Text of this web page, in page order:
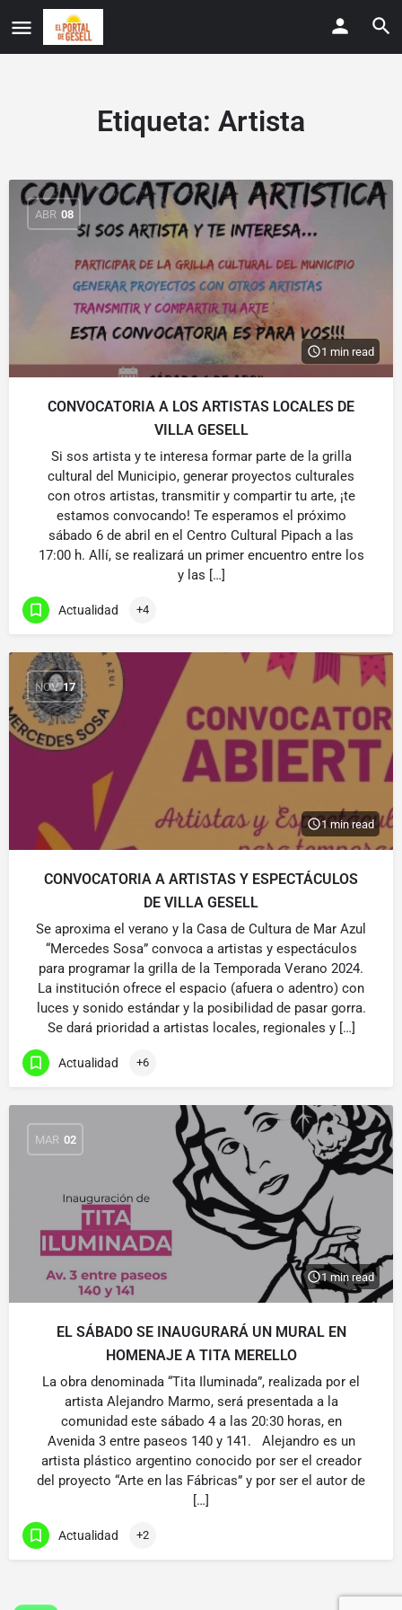
Etiqueta: Artista
ABR 08
1 min read
CONVOCATORIA A LOS ARTISTAS LOCALES DE
VILLA GESELL
Si sos artista y te interesa formar parte de la grilla
cultural del Municipio, generar proyectos culturales
con otros artistas, transmitir y compartir tu arte, ¡te
estamos convocando! Te esperamos el próximo
sábado 6 de abril en el Centro Cultural Pipach a las
17:00 h. Allí, se realizará un primer encuentro entre los
y las […]
Actualidad +4
NOV 17
1 min read
CONVOCATORIA A ARTISTAS Y ESPECTÁCULOS
DE VILLA GESELL
Se aproxima el verano y la Casa de Cultura de Mar Azul
“Mercedes Sosa” convoca a artistas y espectáculos
para programar la grilla de la Temporada Verano 2024.
La institución ofrece el espacio (afuera o adentro) con
luces y sonido estándar y la posibilidad de pasar gorra.
Se dará prioridad a artistas locales, regionales y […]
Actualidad +6
MAR 02
1 min read
EL SÁBADO SE INAUGURARÁ UN MURAL EN
HOMENAJE A TITA MERELLO
La obra denominada “Tita Iluminada”, realizada por el
artista Alejandro Marmo, será presentada a la
comunidad este sábado 4 a las 20:30 horas, en
Avenida 3 entre paseos 140 y 141. Alejandro es un
artista plástico argentino conocido por ser el creador
del proyecto “Arte en las Fábricas” y por ser el autor de
[…]
Actualidad +2